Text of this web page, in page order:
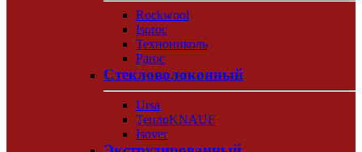
Rockwool
Isoroc
Технониколь
Paroc
Стекловолоконный
Ursa
ТеплоKNAUF
Isover